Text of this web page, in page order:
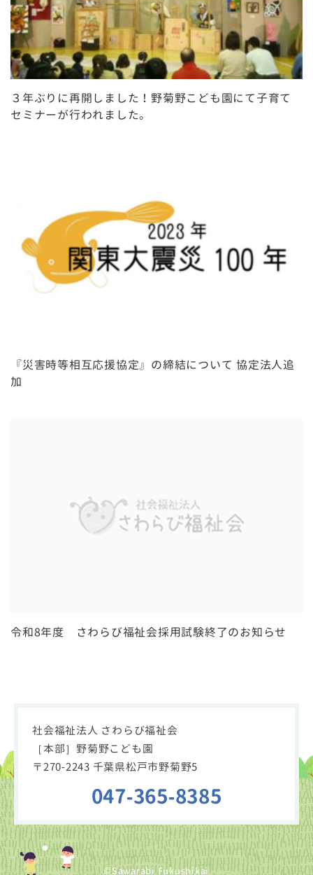
３年ぶりに再開しました！野菊野こども園にて子育て
セミナーが行われました。
『災害時等相互応援協定』の締結について 協定法人追
加
令和8年度 さわらび福祉会採用試験終了のお知らせ
社会福祉法人 さわらび福祉会
［本部］野菊野こども園
〒270-2243 千葉県松戸市野菊野5
047-365-8385
©Sawarabi Fukushikai